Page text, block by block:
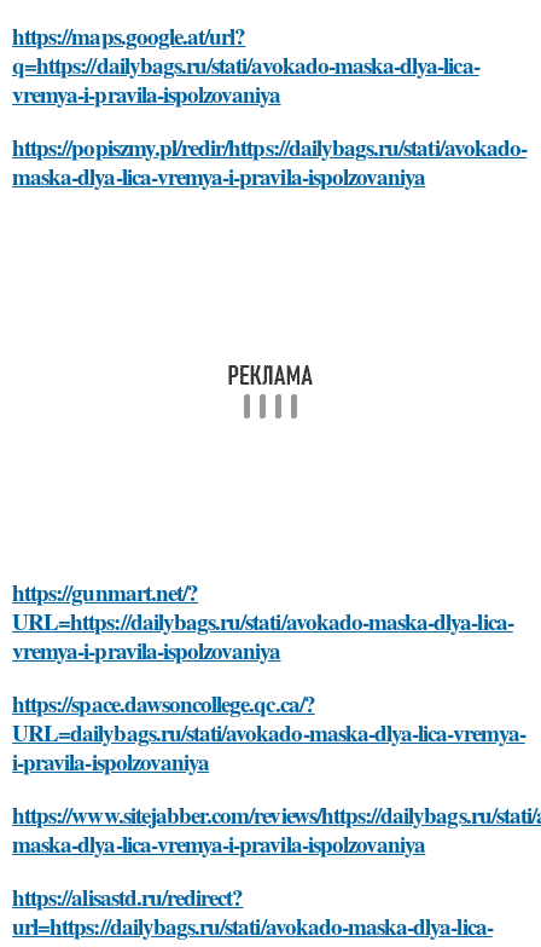
https://maps.google.at/url?
q=https://dailybags.ru/stati/avokado-maska-dlya-lica-
vremya-i-pravila-ispolzovaniya
https://popiszmy.pl/redir/https://dailybags.ru/stati/avokado-
maska-dlya-lica-vremya-i-pravila-ispolzovaniya
https://gunmart.net/?
URL=https://dailybags.ru/stati/avokado-maska-dlya-lica-
vremya-i-pravila-ispolzovaniya
https://space.dawsoncollege.qc.ca/?
URL=dailybags.ru/stati/avokado-maska-dlya-lica-vremya-
i-pravila-ispolzovaniya
https://www.sitejabber.com/reviews/https://dailybags.ru/
maska-dlya-lica-vremya-i-pravila-ispolzovaniya
https://alisastd.ru/redirect?
url=https://dailybags.ru/stati/avokado-maska-dlya-lica-